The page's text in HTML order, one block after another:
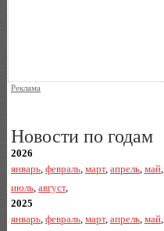
Реклама
Новости по годам
2026
январь, февраль, март, апрель, май,
июль, август,
2025
январь, февраль, март, апрель, май,